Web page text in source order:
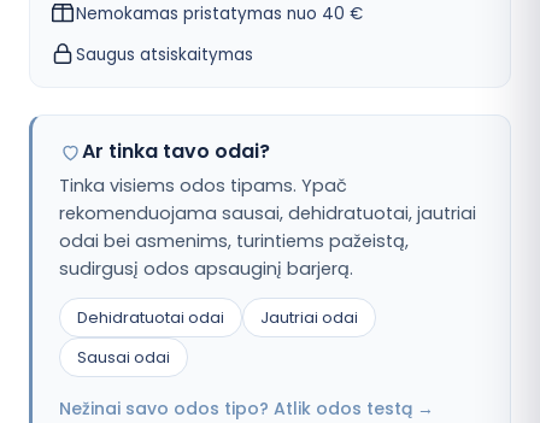
Nemokamas pristatymas nuo 40 €
Saugus atsiskaitymas
Ar tinka tavo odai?
Tinka visiems odos tipams. Ypač
rekomenduojama sausai, dehidratuotai, jautriai
odai bei asmenims, turintiems pažeistą,
sudirgusį odos apsauginį barjerą.
Dehidratuotai odai
Jautriai odai
Sausai odai
Nežinai savo odos tipo? Atlik odos testą →